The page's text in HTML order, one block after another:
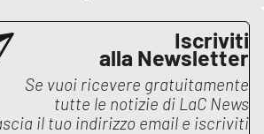
Iscriviti
alla Newsletter
Se vuoi ricevere gratuitamente
tutte le notizie di LaC News
il tuo indirizzo email e iscriviti